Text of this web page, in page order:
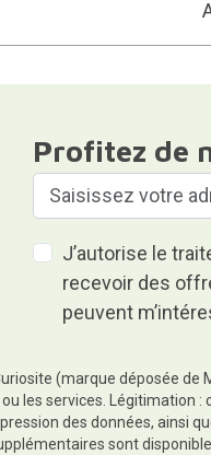
Profitez de
J’autorise le
recevoir des
peuvent
(marque déposée
les services. Légitimation
des données, ainsi
sont